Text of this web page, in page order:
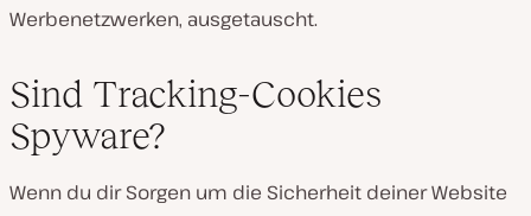
Werbenetzwerken, ausgetauscht.
Sind Tracking-Cookies
Spyware?
Wenn du dir Sorgen um die Sicherheit deiner Website